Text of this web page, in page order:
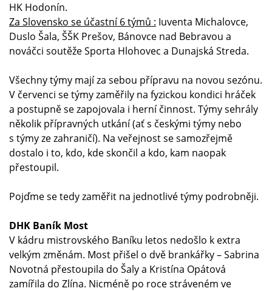
HK Hodonín.
Za Slovensko se účastní 6 týmů : Iuventa Michalovce,
Duslo Šala, ŠŠK Prešov, Bánovce nad Bebravou a
nováčci soutěže Sporta Hlohovec a Dunajská Streda.
Všechny týmy mají za sebou přípravu na novou sezónu.
V červenci se týmy zaměřily na fyzickou kondici hráček
a postupně se zapojovala i herní činnost. Týmy sehrály
několik přípravných utkání (ať s českými týmy nebo
s týmy ze zahraničí). Na veřejnost se samozřejmě
dostalo i to, kdo, kde skončil a kdo, kam naopak
přestoupil.
Pojďme se tedy zaměřit na jednotlivé týmy podrobněji.
DHK Baník Most
V kádru mistrovského Baníku letos nedošlo k extra
velkým změnám. Most přišel o dvě brankářky – Sabrina
Novotná přestoupila do Šaly a Kristína Opátová
zamířila do Zlína. Nicméně po roce stráveném ve